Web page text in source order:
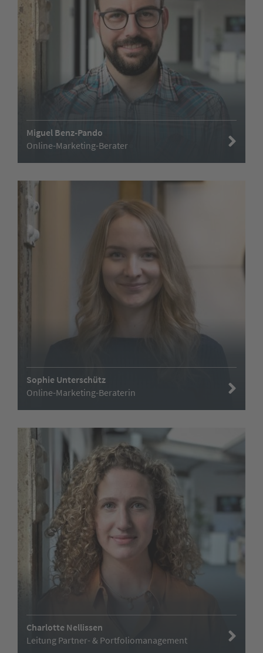
Miguel Benz-Pando
Online-Marketing-Berater
Sophie Unterschütz
Online-Marketing-Beraterin
Charlotte Nellissen
Leitung Partner- & Portfoliomanagement